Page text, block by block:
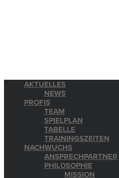
AKTUELLES
NEWS
PROFIS
TEAM
SPIELPLAN
TABELLE
TRAININGSZEITEN
NACHWUCHS
ANSPRECHPARTNER
PHILOSOPHIE
MISSION